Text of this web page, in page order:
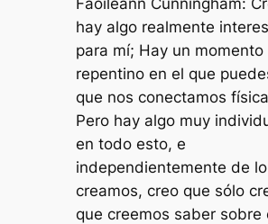
hay algo realmente
para mí; Hay un momento
repentino en el que
que nos conectamos
Pero hay algo muy
en todo esto, e
independientemente de
creamos, creo que sólo
que creemos saber sobre